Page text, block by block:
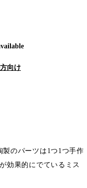
向け
のパーツは1つ1つ手作
効果的にでているミス